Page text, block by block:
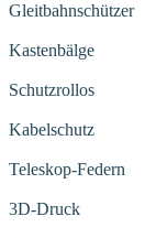
Gleitbahnschützer
Kastenbälge
Schutzrollos
Kabelschutz
Teleskop-Federn
3D-Druck